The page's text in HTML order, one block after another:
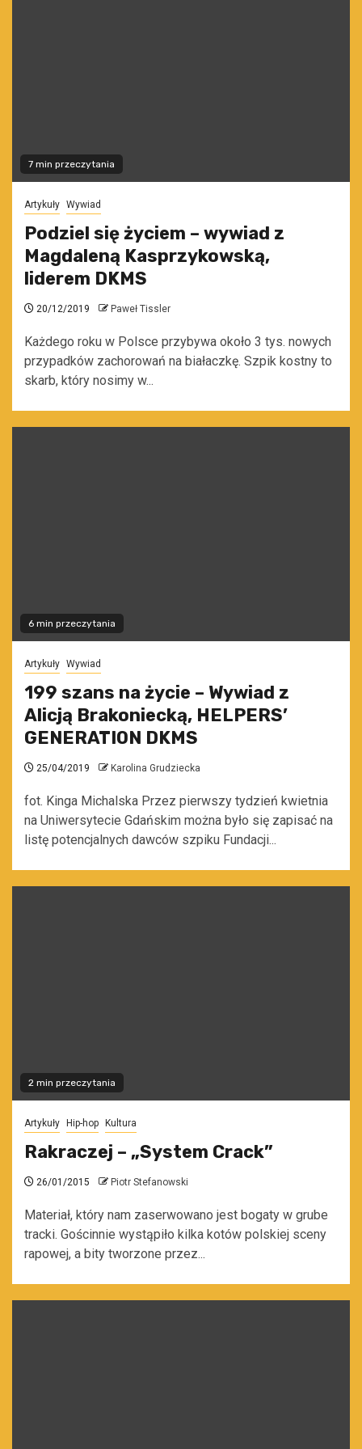
7 min przeczytania
Artykuły Wywiad
Podziel się życiem – wywiad z
Magdaleną Kasprzykowską,
liderem DKMS
20/12/2019 Paweł Tissler
Każdego roku w Polsce przybywa około 3 tys. nowych
przypadków zachorowań na białaczkę. Szpik kostny to
skarb, który nosimy w...
6 min przeczytania
Artykuły Wywiad
199 szans na życie – Wywiad z
Alicją Brakoniecką, HELPERS’
GENERATION DKMS
25/04/2019 Karolina Grudziecka
fot. Kinga Michalska Przez pierwszy tydzień kwietnia
na Uniwersytecie Gdańskim można było się zapisać na
listę potencjalnych dawców szpiku Fundacji...
2 min przeczytania
Artykuły Hip-hop Kultura
Rakraczej – „System Crack”
26/01/2015 Piotr Stefanowski
Materiał, który nam zaserwowano jest bogaty w grube
tracki. Gościnnie wystąpiło kilka kotów polskiej sceny
rapowej, a bity tworzone przez...